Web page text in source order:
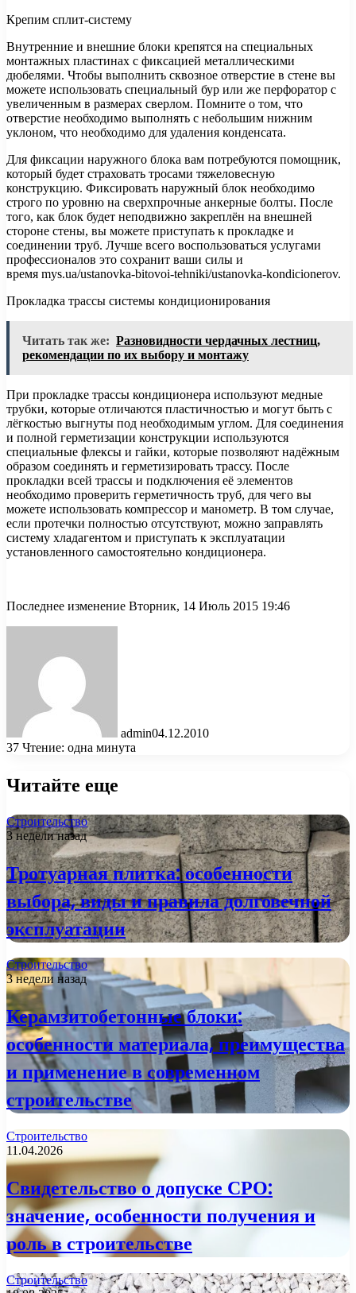
Крепим сплит-систему
Внутренние и внешние блоки крепятся на специальных
монтажных пластинах с фиксацией металлическими
дюбелями. Чтобы выполнить сквозное отверстие в стене вы
можете использовать специальный бур или же перфоратор с
увеличенным в размерах сверлом. Помните о том, что
отверстие необходимо выполнять с небольшим нижним
уклоном, что необходимо для удаления конденсата.
Для фиксации наружного блока вам потребуются помощник,
который будет страховать тросами тяжеловесную
конструкцию. Фиксировать наружный блок необходимо
строго по уровню на сверхпрочные анкерные болты. После
того, как блок будет неподвижно закреплён на внешней
стороне стены, вы можете приступать к прокладке и
соединении труб. Лучше всего воспользоваться услугами
профессионалов это сохранит ваши силы и
время mys.ua/ustanovka-bitovoi-tehniki/ustanovka-kondicionerov.
Прокладка трассы системы кондиционирования
Читать так же: Разновидности чердачных лестниц,
рекомендации по их выбору и монтажу
При прокладке трассы кондиционера используют медные
трубки, которые отличаются пластичностью и могут быть с
лёгкостью выгнуты под необходимым углом. Для соединения
и полной герметизации конструкции используются
специальные флексы и гайки, которые позволяют надёжным
образом соединять и герметизировать трассу. После
прокладки всей трассы и подключения её элементов
необходимо проверить герметичность труб, для чего вы
можете использовать компрессор и манометр. В том случае,
если протечки полностью отсутствуют, можно заправлять
систему хладагентом и приступать к эксплуатации
установленного самостоятельно кондиционера.
Последнее изменение Вторник, 14 Июль 2015 19:46
admin04.12.2010
37 Чтение: одна минута
Читайте еще
Строительство
3 недели назад
Тротуарная плитка: особенности
выбора, виды и правила долговечной
эксплуатации
Строительство
3 недели назад
Керамзитобетонные блоки:
особенности материала, преимущества
и применение в современном
строительстве
Строительство
11.04.2026
Свидетельство о допуске СРО:
значение, особенности получения и
роль в строительстве
Строительство